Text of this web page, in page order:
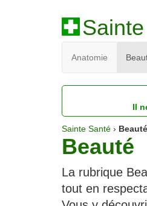
Anatomie
Il
Sainte Santé › Beauté
Beauté
La rubrique
tout en